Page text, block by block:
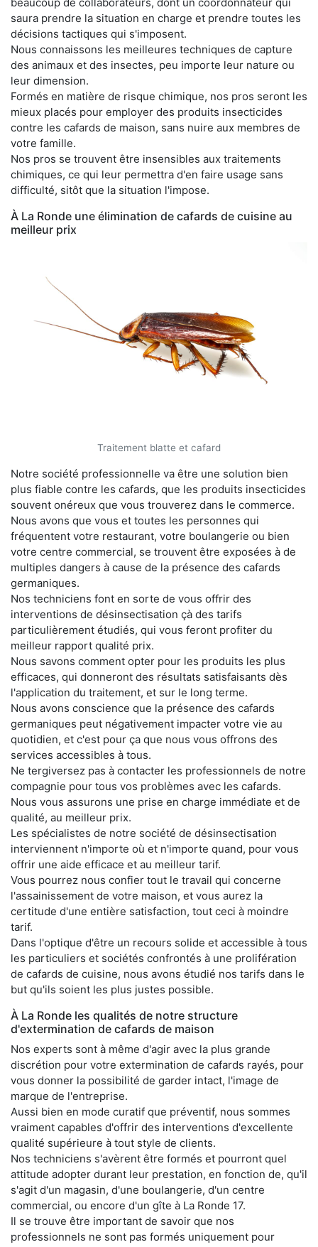
saura prendre la situation en charge et prendre toutes les
décisions tactiques qui s'imposent.
Nous connaissons les meilleures techniques de capture
des animaux et des insectes, peu importe leur nature ou
leur dimension.
Formés en matière de risque chimique, nos pros seront les
mieux placés pour employer des produits insecticides
contre les cafards de maison, sans nuire aux membres de
votre famille.
Nos pros se trouvent être insensibles aux traitements
chimiques, ce qui leur permettra d'en faire usage sans
difficulté, sitôt que la situation l'impose.
À La Ronde une élimination de cafards de cuisine au
meilleur prix
Traitement blatte et cafard
Notre société professionnelle va être une solution bien
plus fiable contre les cafards, que les produits insecticides
souvent onéreux que vous trouverez dans le commerce.
Nous avons que vous et toutes les personnes qui
fréquentent votre restaurant, votre boulangerie ou bien
votre centre commercial, se trouvent être exposées à de
multiples dangers à cause de la présence des cafards
germaniques.
Nos techniciens font en sorte de vous offrir des
interventions de désinsectisation çà des tarifs
particulièrement étudiés, qui vous feront profiter du
meilleur rapport qualité prix.
Nous savons comment opter pour les produits les plus
efficaces, qui donneront des résultats satisfaisants dès
l'application du traitement, et sur le long terme.
Nous avons conscience que la présence des cafards
germaniques peut négativement impacter votre vie au
quotidien, et c'est pour ça que nous vous offrons des
services accessibles à tous.
Ne tergiversez pas à contacter les professionnels de notre
compagnie pour tous vos problèmes avec les cafards.
Nous vous assurons une prise en charge immédiate et de
qualité, au meilleur prix.
Les spécialistes de notre société de désinsectisation
interviennent n'importe où et n'importe quand, pour vous
offrir une aide efficace et au meilleur tarif.
Vous pourrez nous confier tout le travail qui concerne
l'assainissement de votre maison, et vous aurez la
certitude d'une entière satisfaction, tout ceci à moindre
tarif.
Dans l'optique d'être un recours solide et accessible à tous
les particuliers et sociétés confrontés à une prolifération
de cafards de cuisine, nous avons étudié nos tarifs dans le
but qu'ils soient les plus justes possible.
À La Ronde les qualités de notre structure
d'extermination de cafards de maison
Nos experts sont à même d'agir avec la plus grande
discrétion pour votre extermination de cafards rayés, pour
vous donner la possibilité de garder intact, l'image de
marque de l'entreprise.
Aussi bien en mode curatif que préventif, nous sommes
vraiment capables d'offrir des interventions d'excellente
qualité supérieure à tout style de clients.
Nos techniciens s'avèrent être formés et pourront quel
attitude adopter durant leur prestation, en fonction de, qu'il
s'agit d'un magasin, d'une boulangerie, d'un centre
commercial, ou encore d'un gîte à La Ronde 17.
Il se trouve être important de savoir que nos
professionnels ne sont pas formés uniquement pour